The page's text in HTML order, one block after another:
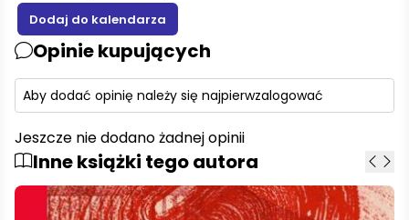
Opinie kupujących
Aby dodać opinię należy się najpierwzalogować
Jeszcze nie dodano żadnej opinii
Inne książki tego autora